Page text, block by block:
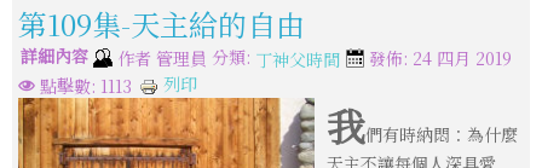
第109集-天主給的自由
詳細內容 作者 管理員 分類: 丁神父時間
發佈: 24 四月 2019
點擊數: 1113
列印
我們有時納悶：為什麼
天主不讓每個人深具愛